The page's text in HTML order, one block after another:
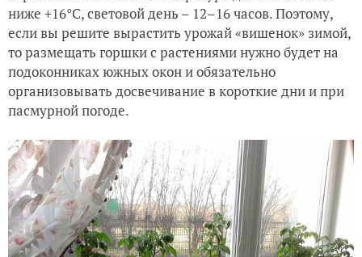
ниже +16°С, световой день – 12–16 часов. Поэтому,
если вы решите вырастить урожай «вишенок» зимой,
то размещать горшки с растениями нужно будет на
подоконниках южных окон и обязательно
организовывать досвечивание в короткие дни и при
пасмурной погоде.